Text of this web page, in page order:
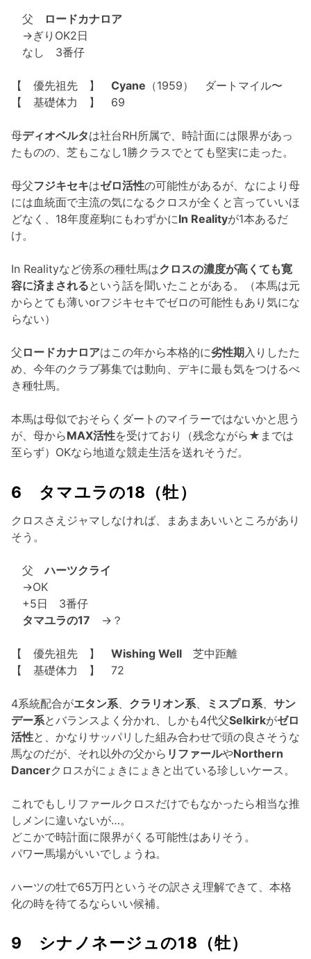
父
ロードカナロア
→ぎりOK2日
なし 3番仔
【 優先祖先 】 Cyane （1959） ダートマイル〜
【 基礎体力 】 69
母ディオベルタは社台RH所属で、時計面には限界があっ
たものの、芝もこなし1勝クラスでとても堅実に走った。
母父フジキセキはゼロ活性の可能性があるが、なにより母
には血統面で主流の気になるクロスが全くと言っていいほ
どなく、18年度産駒にもわずかにIn Realityが1本あるだ
け。
In Realityなど傍系の種牡馬はクロスの濃度が高くても寛
容に済まされるという話を聞いたことがある。（本馬は元
からとても薄いorフジキセキでゼロの可能性もあり気にな
らない）
父 ロードカナロアはこの年から本格的に劣性期入りしたた
め、今年のクラブ募集では動向、デキに最も気をつけるべ
き種牡馬。
本馬は母似でおそらくダートのマイラーではないかと思う
が、母からMAX活性を受けており（残念ながら★までは
至らず）OKなら地道な競走生活を送れそうだ。
6 タマユラの18（牡）
クロスさえジャマしなければ、まあまあいいところがあり
そう。
父ハーツクライ
→OK
+5日 3番仔
タマユラの17 →？
【 優先祖先 】 Wishing Well 芝中距離
【 基礎体力 】 72
4系統配合がエタン系、 クラリオン系、 ミスプロ系、 サン
デー系とバランスよく分かれ、しかも4代父Selkirkがゼロ
活性と、かなりサッパリした組み合わせで頭の良さそうな
馬なのだが、それ以外の父から リファールやNorthern
Dancerクロスがにょきにょきと出ている珍しいケース。
これでもしリファールクロスだけでもなかったら相当な推
しメンに違いないが…。
どこかで時計面に限界がくる可能性はありそう。
パワー馬場がいいでしょうね。
ハーツの牡で65万円というその訳さえ理解できて、本格
化の時を待てるならいい候補。
9 シナノネージュの18（牡）